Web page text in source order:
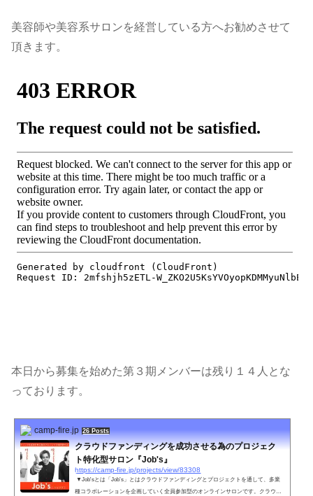
美容師や美容系サロンを経営している方へお勧めさせて
頂きます。
本日から募集を始めた第３期メンバーは残り１４人とな
っております。
camp-fire.jp 26 Posts
クラウドファンディングを成功させる為のプロジェク
ト特化型サロン『Job's』
https://camp-fire.jp/projects/view/83308
▼Job'sとは「Job’s」とはクラウドファンディングとプロジェクトを通して、多業
種コラボレーションを企画していく全員参加型のオンラインサロンです。クラウド